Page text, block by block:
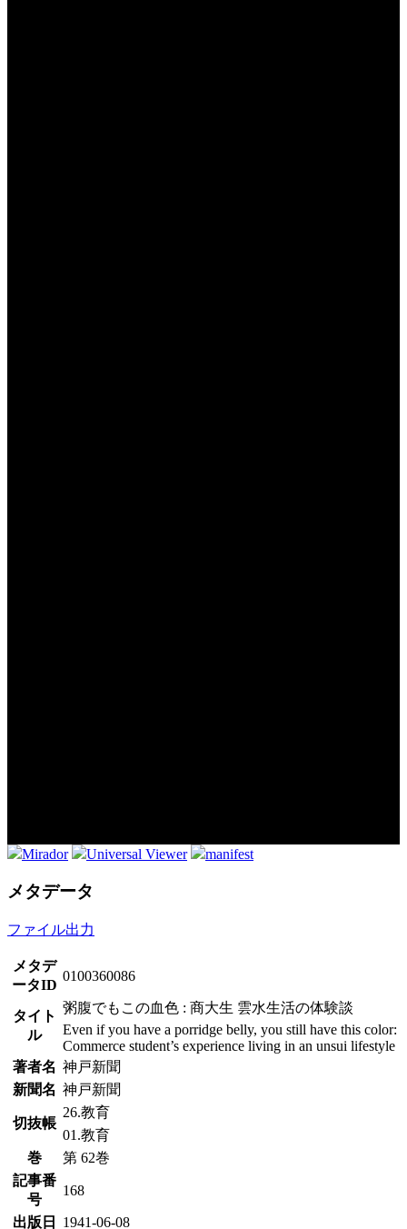
Mirador Universal Viewer manifest
メタデータ
ファイル出力
メタデ
ータID
0100360086
タイト
ル
粥腹でもこの血色 : 商大生 雲水生活の体験談
Even if you have a porridge belly, you still have this color:
Commerce student’s experience living in an unsui lifestyle
著者名 神戸新聞
新聞名 神戸新聞
切抜帳
26.教育
01.教育
巻
第 62巻
記事番
号
168
出版日 1941-06-08